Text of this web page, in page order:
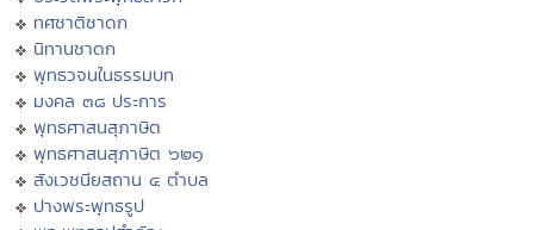
ทศชาติชาดก
นิทานชาดก
พุทธวจนในธรรมบท
มงคล ๓๘ ประการ
พุทธศาสนสุภาษิต
พุทธศาสนสุภาษิต ๖๒๑
สังเวชนียสถาน ๔ ตำบล
ปางพระพุทธรูป